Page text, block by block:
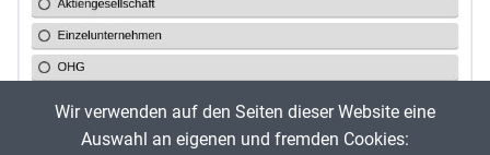
Wir verwenden auf den Seiten dieser Website eine
Auswahl an eigenen und fremden Cookies: